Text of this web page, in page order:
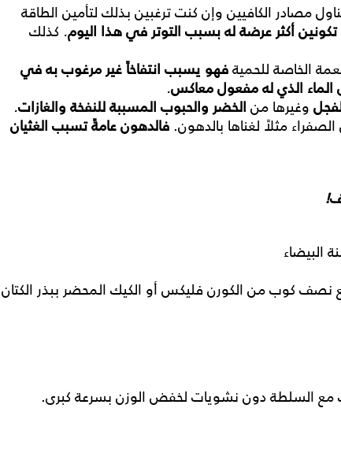
مصادر الكافيين وإن كنت ترغبين بذلك لتأمين الطاقة
تكونينأكثر عرضةلهبسبب التوتر فيهذا اليوم. كذلك
الخاصة للحميةفهو يسبب انتفاخاًغير مرغوببهفي
الماء الذيلهمفعولمعاكس.
وغيرها من الخضر والحبوب المسببةللنفخة والغازات.
الصفراء مثلاً لغناها بالدهون. فالدهونعامةًتسبب الغثيان
!
البيضاء
نصف كوب من الكورن فليكس أو الكيك المحضر ببذر الكتان